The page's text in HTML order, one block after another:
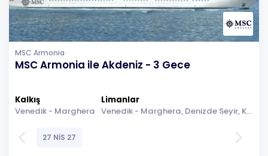
MSC Armonia
MSC Armonia ile Akdeniz - 3 Gece
Kalkış
Venedik - Marghera
Limanlar
Venedik - Marghera, Denizde Seyir, Kotor, Brindisi (Lecce)
arrow_back_ios 27 NİS 27 arrow_forward_ios